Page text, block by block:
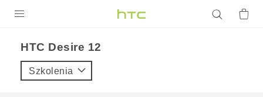
VIVE
HTC Desire 12‎
Szkolenia